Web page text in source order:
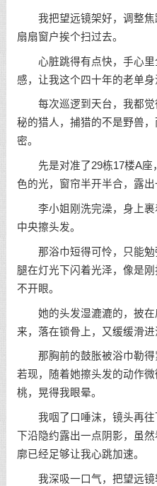
我把望远镜架好，调整焦
扇扇窗户挨个扫过去。
心脏跳得有点快，手心里
感，让我这个四十年的老单身
每次巡逻到天台，我都觉
秘的猎人，捕猎的不是野兽
密。
先是对准了29栋17楼A座
色的光，窗帘半开半合，露出
李小姐刚洗完澡，身上裹
中央擦头发。
那浴巾短得可怜，只能勉
腿在灯光下闪着光泽，像是
不开眼。
她的头发湿漉漉的，披在
来，落在锁骨上，又缓缓滑进
那胸前的鼓胀被浴巾勒得
若现，随着她擦头发的动作
桃，晃得我眼晕。
我咽了口唾沫，镜头再往
下沿隐约露出一点阴影，虽
廓已经足够让我心跳加速。
我深吸一口气，把望远镜